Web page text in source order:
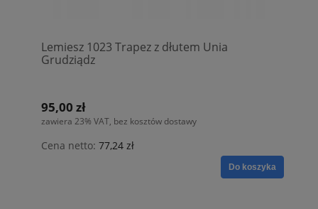
Lemiesz 1023 Trapez z dłutem Unia
Grudziądz
95,00 zł
zawiera 23% VAT, bez kosztów dostawy
Cena netto: 77,24 zł
Do koszyka